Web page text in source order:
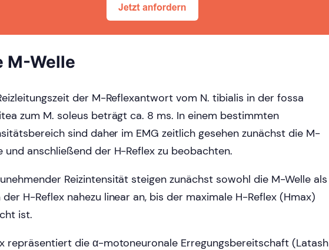
M-Welle
der M-Reflexantwort vom N. tibialis in der fossa
zum M. soleus beträgt ca. 8 ms. In einem bestimmten
sind daher im EMG zeitlich gesehen zunächst die M-
und anschließend der H-Reflex zu beobachten.
Reizintensität steigen zunächst sowohl die M-Welle als
der H-Reflex nahezu linear an, bis der maximale H-Reflex (Hmax)
ist.
repräsentiert die α-motoneuronale Erregungsbereitschaft (Latash